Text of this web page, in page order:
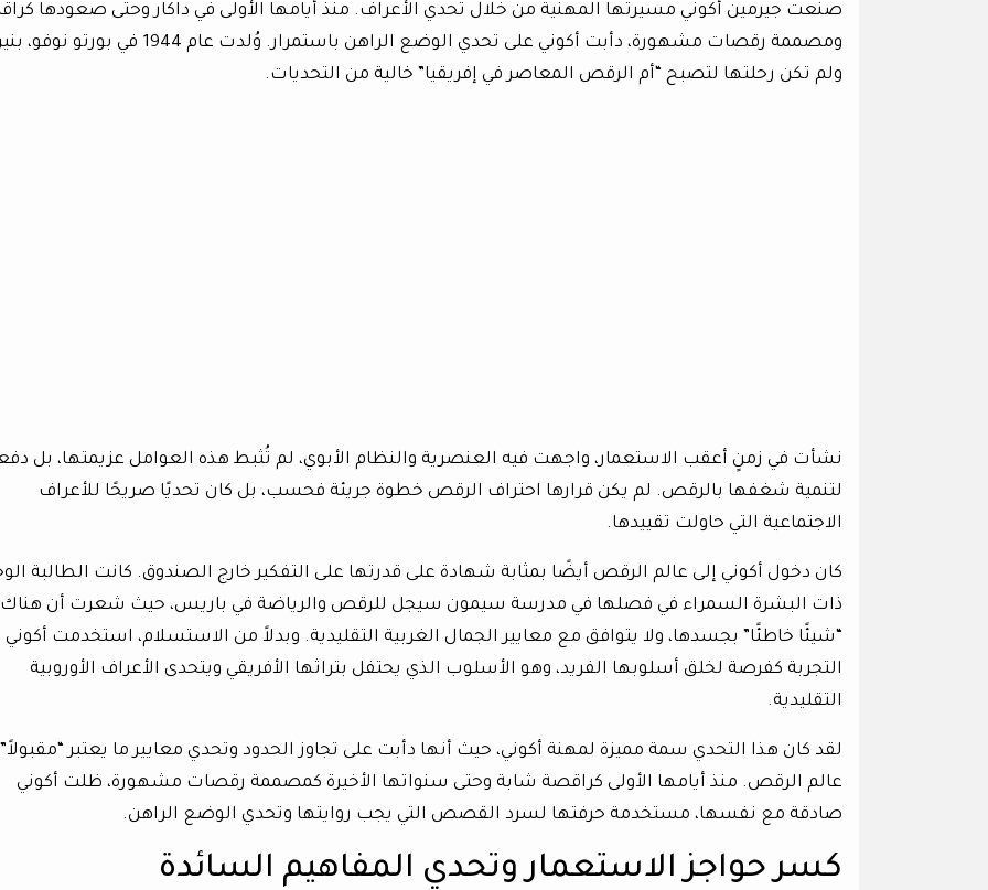
صنعت جيرمين أكوني مسيرتها المهنية من خلال تحدي الأعراف. منذ أيامها الأولى في داكار وحتى صعودها
ومصممة رقصات مشهورة، دأبت أكوني على تحدي الوضع الراهن باستمرار. وُلدت عام 1944 في بورتو
ولم تكن رحلتها لتصبح “أم الرقص المعاصر في إفريقيا” خالية من التحديات.
نشأت في زمنٍ أعقب الاستعمار، واجهت فيه العنصرية والنظام الأبوي، لم تُثبط هذه العوامل عزيمتها، بل
لتنمية شغفها بالرقص. لم يكن قرارها احتراف الرقص خطوة جريئة فحسب، بل كان تحديًا صريحًا للأعراف
الاجتماعية التي حاولت تقييدها.
كان دخول أكوني إلى عالم الرقص أيضًا بمثابة شهادة على قدرتها على التفكير خارج الصندوق. كانت الطالبة
ذات البشرة السمراء في فصلها في مدرسة سيمون سيجل للرقص والرياضة في باريس، حيث شعرت أن هناك
“شيئًا خاطئًا” بجسدها، ولا يتوافق مع معايير الجمال الغربية التقليدية. وبدلاً من الاستسلام، استخدمت
التجربة كفرصة لخلق أسلوبها الفريد، وهو الأسلوب الذي يحتفل بتراثها الأفريقي ويتحدى الأعراف الأوروبية
التقليدية.
لقد كان هذا التحدي سمة مميزة لمهنة أكوني، حيث أنها دأبت على تجاوز الحدود وتحدي معايير ما يعتبر
عالم الرقص. منذ أيامها الأولى كراقصة شابة وحتى سنواتها الأخيرة كمصممة رقصات مشهورة، ظلت أكوني
صادقة مع نفسها، مستخدمة حرفتها لسرد القصص التي يجب روايتها وتحدي الوضع الراهن.
كسر حواجز الاستعمار وتحدي المفاهيم السائدة